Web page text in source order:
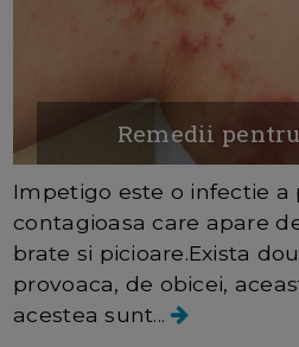
Remedii
Impetigo este o infectie a
contagioasa care apare
brate si picioare.Exista
provoaca, de obicei,
acestea sunt...